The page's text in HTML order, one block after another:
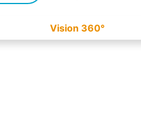
Vision 360°